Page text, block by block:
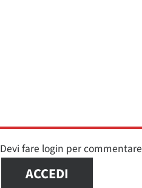
Devi fare login per commentare
ACCEDI